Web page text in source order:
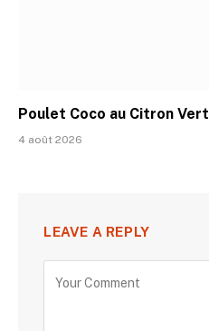
Poulet Coco au Citron Vert
4 août 2026
LEAVE A REPLY